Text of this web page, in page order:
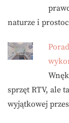
naturze i
sprzęt RTV, ale
wyjątkowej